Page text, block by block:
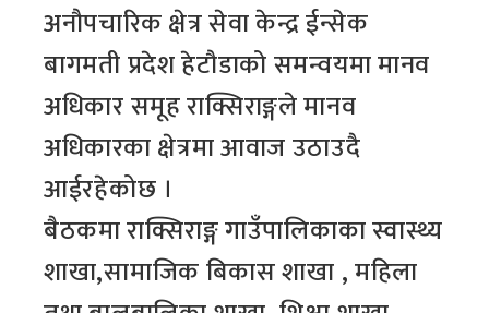
अनौपचारिक क्षेत्र सेवा केन्द्र ईन्सेक
बागमती प्रदेश हेटौडाको समन्वयमा मानव
अधिकार समूह राक्सिराङ्गले मानव
अधिकारका क्षेत्रमा आवाज उठाउदै
आईरहेकोछ ।
बैठकमा राक्सिराङ्ग गाउँपालिकाका स्वास्थ्य
शाखा,सामाजिक बिकास शाखा , महिला